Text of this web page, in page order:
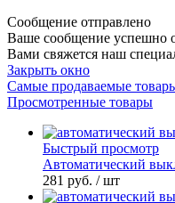
Сообщение отправлено
Ваше сообщение успешно
Вами свяжется наш
Закрыть окно
Самые продаваемые
Просмотренные товары
Быстрый просмотр
Автоматический
281 руб. / шт